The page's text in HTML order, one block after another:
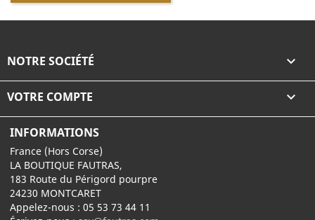
NOTRE SOCIÉTÉ 
VOTRE COMPTE 
INFORMATIONS
France (Hors Corse)
LA BOUTIQUE FAUTRAS,
183 Route du Périgord pourpre
24230 MONTCARET
Appelez-nous :05 53 73 44 11